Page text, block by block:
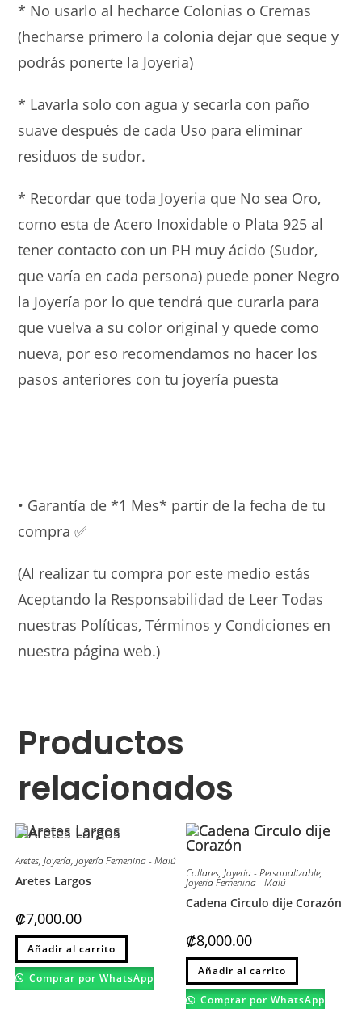
* ⁠No usarlo al hecharce Colonias o Cremas
(hecharse primero la colonia dejar que seque y
podrás ponerte la Joyeria)
* Lavarla solo con agua y secarla con paño
suave después de cada Uso para eliminar
residuos de sudor.
* Recordar que toda Joyeria que No sea Oro,
como esta de Acero Inoxidable o Plata 925 al
tener contacto con un PH muy ácido (Sudor,
que varía en cada persona) puede poner Negro
la Joyería por lo que tendrá que curarla para
que vuelva a su color original y quede como
nueva, por eso recomendamos no hacer los
pasos anteriores con tu joyería puesta
• Garantía de *1 Mes* partir de la fecha de tu
compra ✅
(Al realizar tu compra por este medio estás
Aceptando la Responsabilidad de Leer Todas
nuestras Políticas, Términos y Condiciones en
nuestra página web.)
Productos
relacionados
Aretes, Joyería, Joyería Femenina - Malú
Aretes Largos
₡7,000.00
Añadir al carrito
Este
tiene
múltiples
variantes.
Comprar por WhatsApp
Collares,Joyería - Personalizable,
Joyería Femenina - Malú
Cadena Circulo dije Corazón
₡8,000.00
Añadir al carrito
Este
tiene
múltiples
Comprar por WhatsApp